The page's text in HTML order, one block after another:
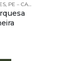
PE – CABRESTOS